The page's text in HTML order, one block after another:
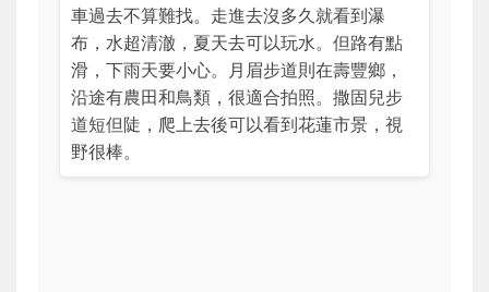
車過去不算難找。走進去沒多久就看到瀑
布，水超清澈，夏天去可以玩水。但路有點
滑，下雨天要小心。月眉步道則在壽豐鄉，
沿途有農田和鳥類，很適合拍照。撒固兒步
道短但陡，爬上去後可以看到花蓮市景，視
野很棒。